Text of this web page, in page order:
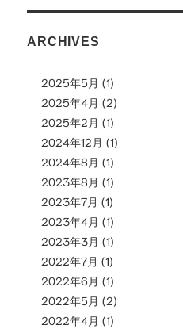
ARCHIVES
2025年5月 (1)
2025年4月 (2)
2025年2月 (1)
2024年12月 (1)
2024年8月 (1)
2023年8月 (1)
2023年7月 (1)
2023年4月 (1)
2023年3月 (1)
2022年7月 (1)
2022年6月 (1)
2022年5月 (2)
2022年4月 (1)